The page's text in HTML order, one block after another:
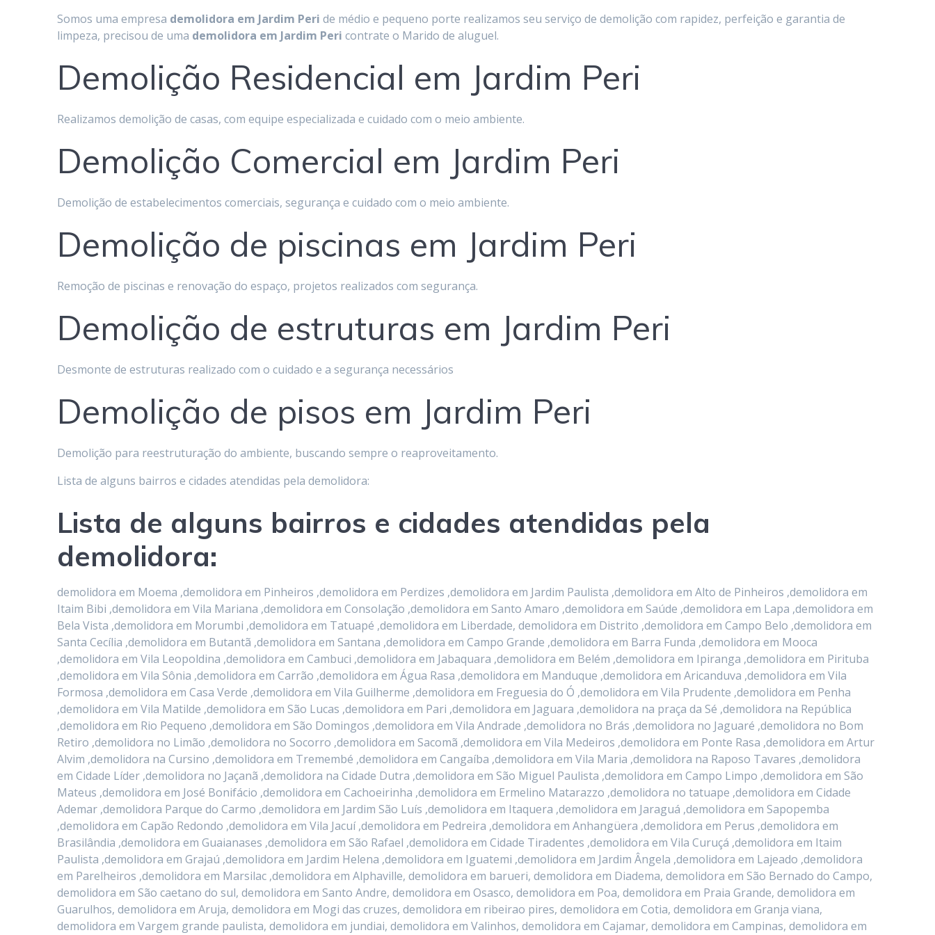
Somos uma empresa demolidora em Jardim Peri de médio e pequeno porte realizamos seu serviço de demolição com rapidez, perfeição e garantia de
limpeza, precisou de uma demolidora em Jardim Peri contrate o Marido de aluguel.
Demolição Residencial em Jardim Peri
Realizamos demolição de casas, com equipe especializada e cuidado com o meio ambiente.
Demolição Comercial em Jardim Peri
Demolição de estabelecimentos comerciais, segurança e cuidado com o meio ambiente.
Demolição de piscinas em Jardim Peri
Remoção de piscinas e renovação do espaço, projetos realizados com segurança.
Demolição de estruturas em Jardim Peri
Desmonte de estruturas realizado com o cuidado e a segurança necessários
Demolição de pisos em Jardim Peri
Demolição para reestruturação do ambiente, buscando sempre o reaproveitamento.
Lista de alguns bairros e cidades atendidas pela demolidora:
Lista de alguns bairros e cidades atendidas pela
demolidora:
demolidora em Moema ,demolidora em Pinheiros ,demolidora em Perdizes ,demolidora em Jardim Paulista ,demolidora em Alto de Pinheiros ,demolidora em
Itaim Bibi ,demolidora em Vila Mariana ,demolidora em Consolação ,demolidora em Santo Amaro ,demolidora em Saúde ,demolidora em Lapa ,demolidora em
Bela Vista ,demolidora em Morumbi ,demolidora em Tatuapé ,demolidora em Liberdade, demolidora em Distrito ,demolidora em Campo Belo ,demolidora em
Santa Cecília ,demolidora em Butantã ,demolidora em Santana ,demolidora em Campo Grande ,demolidora em Barra Funda ,demolidora em Mooca
,demolidora em Vila Leopoldina ,demolidora em Cambuci ,demolidora em Jabaquara ,demolidora em Belém ,demolidora em Ipiranga ,demolidora em Pirituba
,demolidora em Vila Sônia ,demolidora em Carrão ,demolidora em Água Rasa ,demolidora em Manduque ,demolidora em Aricanduva ,demolidora em Vila
Formosa ,demolidora em Casa Verde ,demolidora em Vila Guilherme ,demolidora em Freguesia do Ó ,demolidora em Vila Prudente ,demolidora em Penha
,demolidora em Vila Matilde ,demolidora em São Lucas ,demolidora em Pari ,demolidora em Jaguara ,demolidora na praça da Sé ,demolidora na República
,demolidora em Rio Pequeno ,demolidora em São Domingos ,demolidora em Vila Andrade ,demolidora no Brás ,demolidora no Jaguaré ,demolidora no Bom
Retiro ,demolidora no Limão ,demolidora no Socorro ,demolidora em Sacomã ,demolidora em Vila Medeiros ,demolidora em Ponte Rasa ,demolidora em Artur
Alvim ,demolidora na Cursino ,demolidora em Tremembé ,demolidora em Cangaíba ,demolidora em Vila Maria ,demolidora na Raposo Tavares ,demolidora
em Cidade Líder ,demolidora no Jaçanã ,demolidora na Cidade Dutra ,demolidora em São Miguel Paulista ,demolidora em Campo Limpo ,demolidora em São
Mateus ,demolidora em José Bonifácio ,demolidora em Cachoeirinha ,demolidora em Ermelino Matarazzo ,demolidora no tatuape ,demolidora em Cidade
Ademar ,demolidora Parque do Carmo ,demolidora em Jardim São Luís ,demolidora em Itaquera ,demolidora em Jaraguá ,demolidora em Sapopemba
,demolidora em Capão Redondo ,demolidora em Vila Jacuí ,demolidora em Pedreira ,demolidora em Anhangüera ,demolidora em Perus ,demolidora em
Brasilândia ,demolidora em Guaianases ,demolidora em São Rafael ,demolidora em Cidade Tiradentes ,demolidora em Vila Curuçá ,demolidora em Itaim
Paulista ,demolidora em Grajaú ,demolidora em Jardim Helena ,demolidora em Iguatemi ,demolidora em Jardim Ângela ,demolidora em Lajeado ,demolidora
em Parelheiros ,demolidora em Marsilac ,demolidora em Alphaville, demolidora em barueri, demolidora em Diadema, demolidora em São Bernado do Campo,
demolidora em São caetano do sul, demolidora em Santo Andre, demolidora em Osasco, demolidora em Poa, demolidora em Praia Grande, demolidora em
Guarulhos, demolidora em Aruja, demolidora em Mogi das cruzes, demolidora em ribeirao pires, demolidora em Cotia, demolidora em Granja viana,
demolidora em Vargem grande paulista, demolidora em jundiai, demolidora em Valinhos, demolidora em Cajamar, demolidora em Campinas, demolidora em